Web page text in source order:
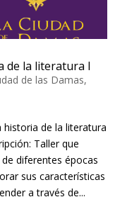
de la literatura I
de las Damas,
de la literatura
Taller que
diferentes épocas
sus características
a través de...